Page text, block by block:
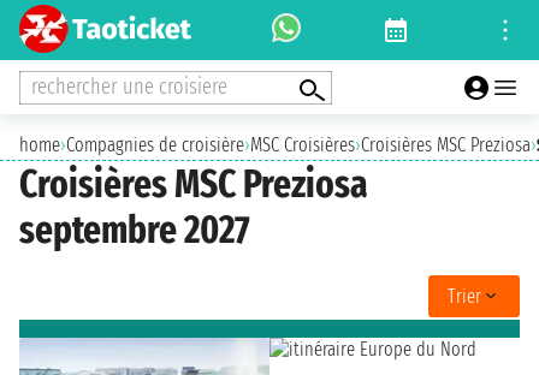
rechercher une croisiere
home›Compagnies de croisière›MSC Croisières›Croisières MSC Preziosa›
Croisières MSC Preziosa
septembre 2027
Trier